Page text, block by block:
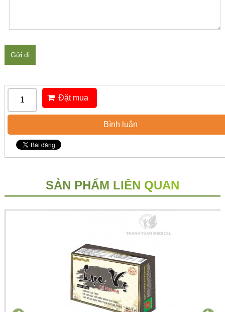
Gửi đi
Đặt mua
Bình luận
SẢN PHẨM LIÊN QUAN